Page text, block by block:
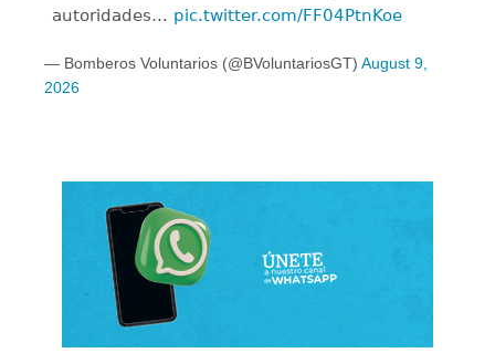
autoridades… pic.twitter.com/FF04PtnKoe
— Bomberos Voluntarios (@BVoluntariosGT) August 9,
2026